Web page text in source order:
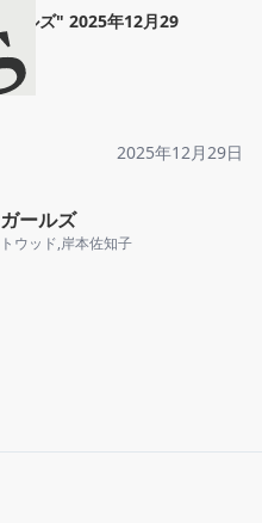
ールズ" 2025年12月29
2025年12月29日
ールズ
ウッド,岸本佐知子